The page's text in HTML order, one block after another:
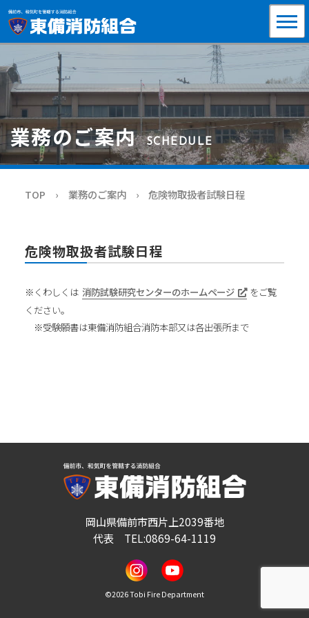
業務のご案内 SCHEDULE
TOP 業務のご案内 危険物取扱者試験日程
危険物取扱者試験日程
※くわしくは 消防試験研究センターのホームページ
をご覧
ください。
※受験願書は東備消防組合消防本部又は各出張所まで
岡山県備前市西片上2039番地
代表 TEL:0869-64-1119
©2026 Tobi Fire Department